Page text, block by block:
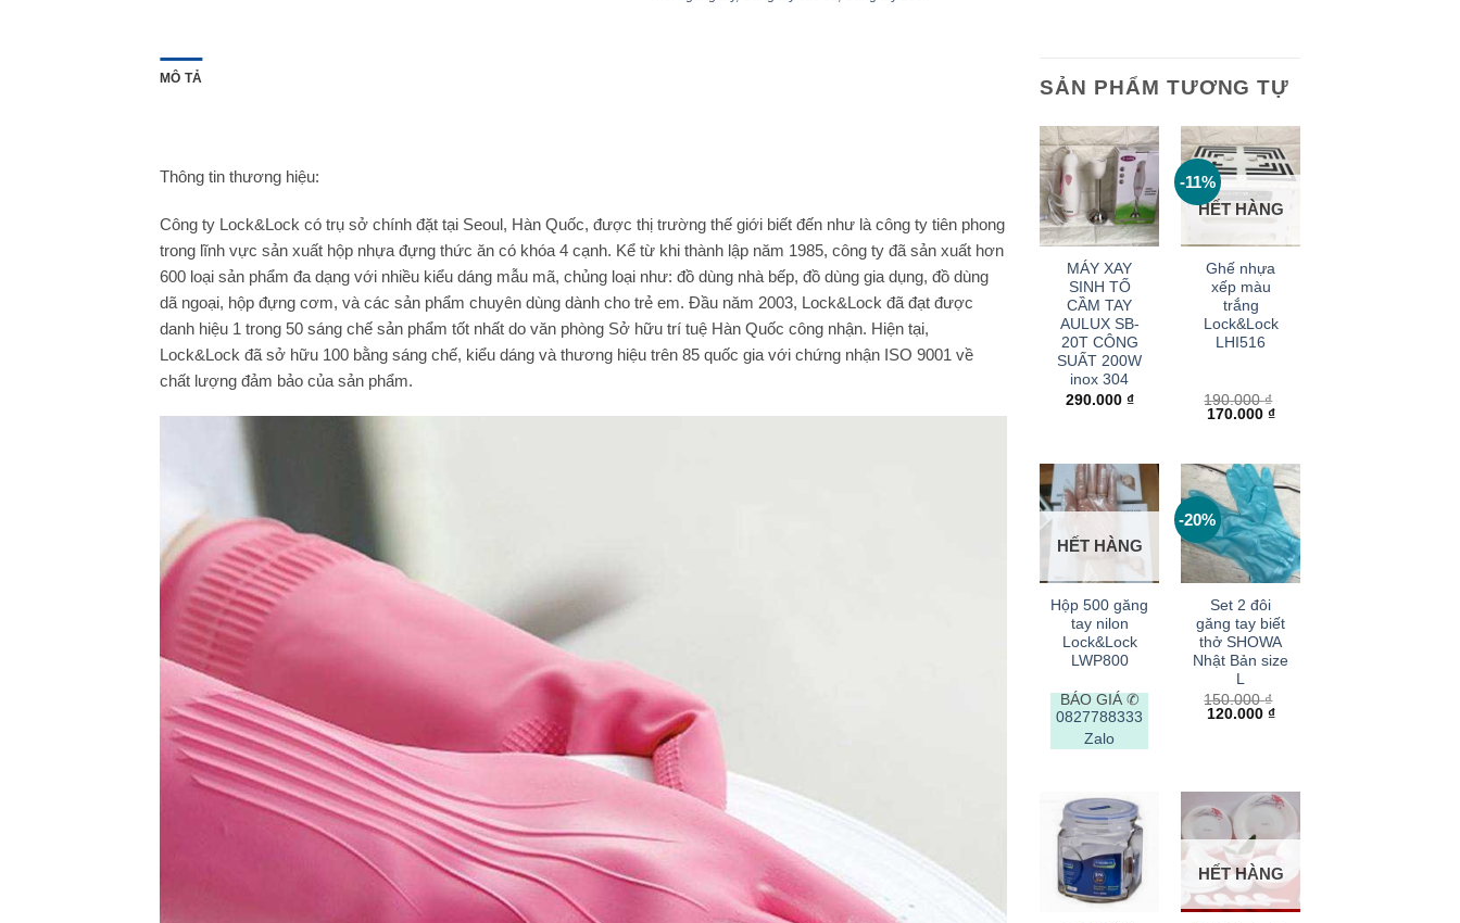
MÔ TẢ
Thông tin thương hiệu:
Công ty Lock&Lock có trụ sở chính đặt tại Seoul, Hàn Quốc, được thị trường thế giới biết đến như là công ty tiên phong
trong lĩnh vực sản xuất hộp nhựa đựng thức ăn có khóa 4 cạnh. Kể từ khi thành lập năm 1985, công ty đã sản xuất hơn
600 loại sản phẩm đa dạng với nhiều kiểu dáng mẫu mã, chủng loại như: đồ dùng nhà bếp, đồ dùng gia dụng, đồ dùng
dã ngoại, hộp đựng cơm, và các sản phẩm chuyên dùng dành cho trẻ em. Đầu năm 2003, Lock&Lock đã đạt được
danh hiệu 1 trong 50 sáng chế sản phẩm tốt nhất do văn phòng Sở hữu trí tuệ Hàn Quốc công nhận. Hiện tại,
Lock&Lock đã sở hữu 100 bằng sáng chế, kiểu dáng và thương hiệu trên 85 quốc gia với chứng nhận ISO 9001 về
chất lượng đảm bảo của sản phẩm.
SẢN PHẨM TƯƠNG TỰ
+
MÁY XAY
SINH TỐ
CẦM TAY
AULUX SB-
20T CÔNG
SUẤT 200W
inox 304
290.000 ₫
-11%
HẾT HÀNG
Ghế nhựa
xếp màu
trắng
Lock&Lock
LHI516
190.000₫
Giá
170.000 ₫Giá
170.000 ₫.
HẾT HÀNG
Hộp 500 găng
tay nilon
Lock&Lock
LWP800
BÁO GIÁ ✆
0827788333
Zalo
-20%
+
Set 2 đôi
găng tay biết
thở SHOWA
Nhật Bản size
L
150.000₫
Giá
120.000 ₫Giá
+ +
HẾT HÀNG